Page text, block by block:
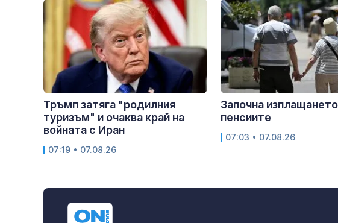
Тръмп затяга "родилния
туризъм" и очаква край на
войната с Иран
07:19 • 07.08.26
Започна
пенсиите
07:03 • 07.08.26